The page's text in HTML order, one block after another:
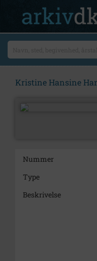
Kristine Hansine
Nummer
Type
Beskrivelse